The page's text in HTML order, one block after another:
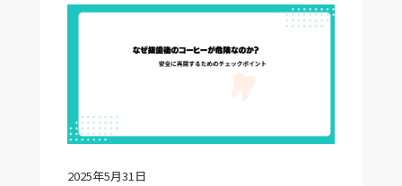
2025年5月31日